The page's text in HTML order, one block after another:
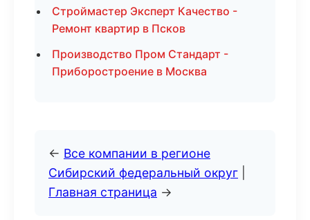
Строймастер Эксперт Качество -
Ремонт квартир в Псков
Производство Пром Стандарт -
Приборостроение в Москва
← Все компании в регионе
Сибирский федеральный округ
Главная страница →